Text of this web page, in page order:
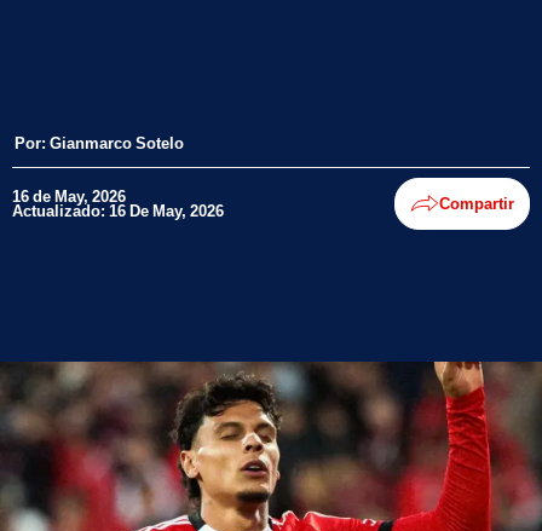
Por: Gianmarco Sotelo
16 de May, 2026
Actualizado: 16 De May, 2026 Compartir